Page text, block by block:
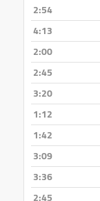
2:54
4:13
2:00
2:45
3:20
1:12
1:42
3:09
3:36